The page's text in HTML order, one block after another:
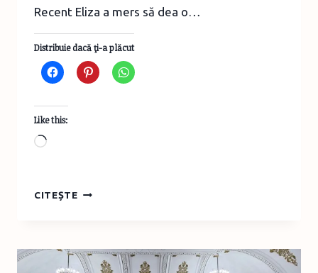
Recent Eliza a mers să dea o…
Distribuie dacă ţi-a plăcut
Like this:
Loading…
CITEȘTECONCURS
–
UN